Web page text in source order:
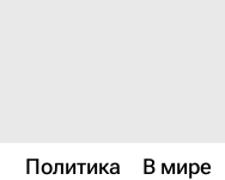
Политика В мире